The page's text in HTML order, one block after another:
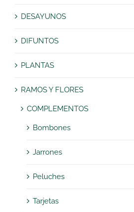
DESAYUNOS
DIFUNTOS
PLANTAS
RAMOS Y FLORES
COMPLEMENTOS
Bombones
Jarrones
Peluches
Tarjetas